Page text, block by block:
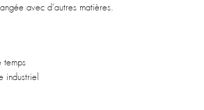
avec d’autres matières.
temps
industriel